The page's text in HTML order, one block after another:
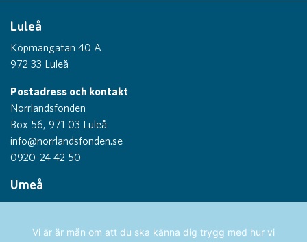
Luleå
Köpmangatan 40 A
972 33 Luleå
Postadress och kontakt
Norrlandsfonden
Box 56, 971 03 Luleå
info@norrlandsfonden.se
0920-24 42 50
Umeå
Thulegatan 1
Vi är är mån om att du ska känna dig trygg med hur vi